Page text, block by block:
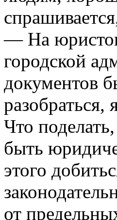
— На
городской
документов
Что
быть
этого
от